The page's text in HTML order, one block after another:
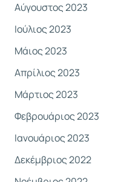
Αύγουστος 2023
Ιούλιος 2023
Μάιος 2023
Απρίλιος 2023
Μάρτιος 2023
Φεβρουάριος 2023
Ιανουάριος 2023
Δεκέμβριος 2022